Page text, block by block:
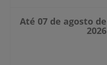
Até 07 de agosto de
2026